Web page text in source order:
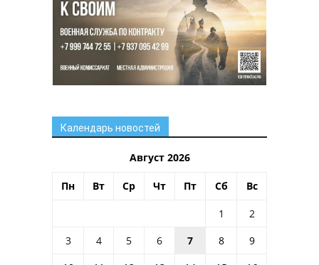
Календарь новостей
Август 2026
Пн Вт Ср Чт Пт Сб Вс
1
2
3
4 5 6 7 8
9